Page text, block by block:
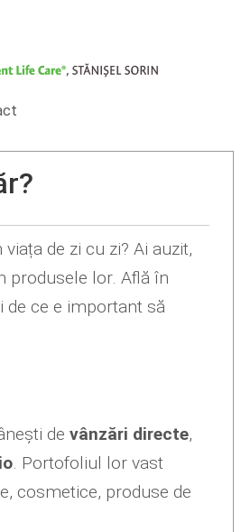
de zi cu zi? Ai auzit,
produsele lor. Află în
de ce e important să
de vânzări directe,
. Portofoliul lor vast
cosmetice, produse de